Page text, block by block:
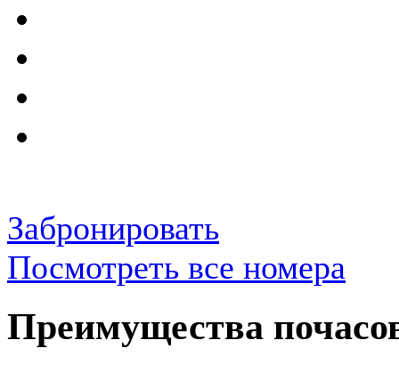
Забронировать
Посмотреть все номера
Преимущества